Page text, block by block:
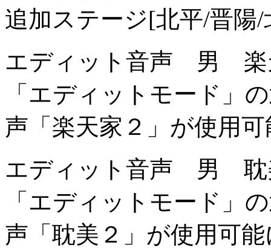
追加ステージ[北平/晋陽
エディット音声 男 楽
「エディットモード」
声「楽天家２」が使用
エディット音声 男 耽
「エディットモード」
声「耽美２」が使用可